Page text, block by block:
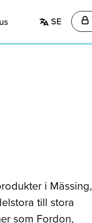
SE
i Mässing,
till stora
som Fordon,